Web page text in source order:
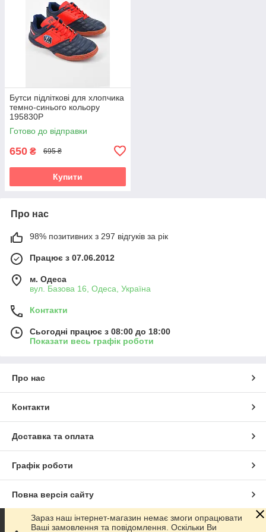
Бутси підліткові для хлопчика
темно-синього кольору
195830P
Готово до відправки
650 ₴ 695 ₴
Купити
Про нас
98% позитивних з 297 відгуків за рік
Працює з 07.06.2012
м. Одеса
вул. Базова 16, Одеса, Україна
Контакти
Сьогодні працює з 08:00 до 18:00
Показати весь графік роботи
Про нас
Контакти
Доставка та оплата
Графік роботи
Повна версія сайту
Сайт створено на маркетплейсіProm.ua
Зараз наш інтернет-магазин немає змоги опрацювати
Ваші замовлення та повідомлення. Оскільки Ви